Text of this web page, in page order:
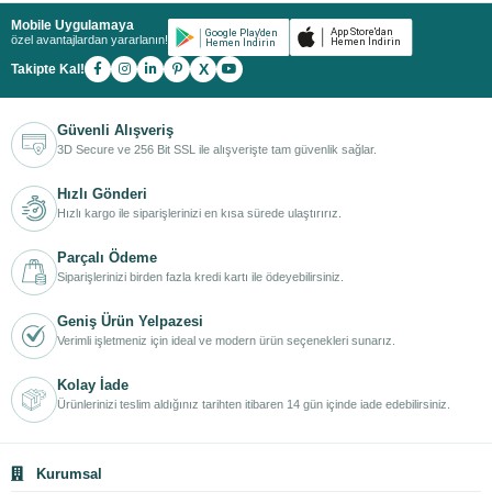
Mobile Uygulamaya
özel avantajlardan yararlanın!
Takipte Kal! X
Güvenli Alışveriş
3D Secure ve 256 Bit SSL ile alışverişte tam güvenlik sağlar.
Hızlı Gönderi
Hızlı kargo ile siparişlerinizi en kısa sürede ulaştırırız.
Parçalı Ödeme
Siparişlerinizi birden fazla kredi kartı ile ödeyebilirsiniz.
Geniş Ürün Yelpazesi
Verimli işletmeniz için ideal ve modern ürün seçenekleri sunarız.
Kolay İade
Ürünlerinizi teslim aldığınız tarihten itibaren 14 gün içinde iade edebilirsiniz.
Kurumsal